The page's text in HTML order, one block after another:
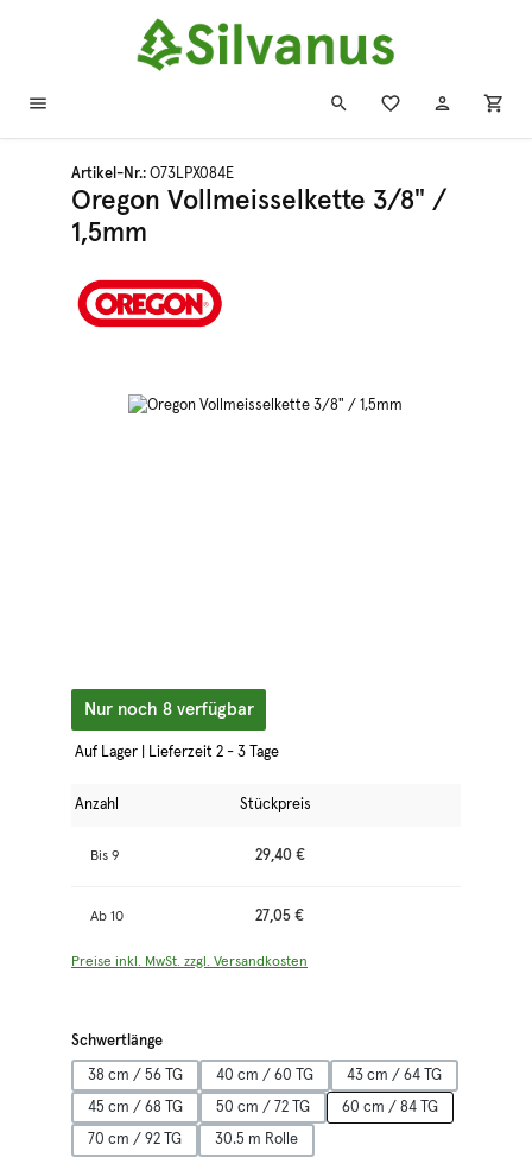
Zum Hauptinhalt springen
Artikel-Nr.: O73LPX084E
Oregon Vollmeisselkette 3/8" /
1,5mm
Bildergalerie überspringen
Nur noch 8 verfügbar
Auf Lager | Lieferzeit 2 - 3 Tage
Anzahl Stückpreis
Bis 9 29,40 €
Ab 10 27,05 €
Preise inkl. MwSt. zzgl. Versandkosten
Schwertlängeauswählen
38 cm / 56 TG 40 cm / 60 TG 43 cm / 64 TG
45 cm / 68 TG 50 cm / 72 TG 60 cm / 84 TG
70 cm / 92 TG 30.5 m Rolle